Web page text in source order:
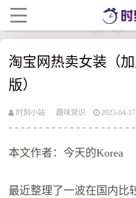
淘宝网热卖女装（
版）
时刻小站 趣味常识 2023-04-
本文作者：今天的Korea
最近整理了一波在国内比